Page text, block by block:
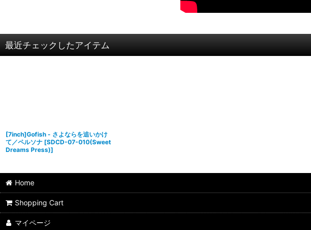
最近チェックしたアイテム
[7inch]Gofish - さよならを追いかけ
て／ペルソナ [SDCD-07-010(Sweet
Dreams Press)]
Home
Shopping Cart
マイページ